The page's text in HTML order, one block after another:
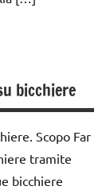
bicchiere
Scopo Far
tramite
bicchiere